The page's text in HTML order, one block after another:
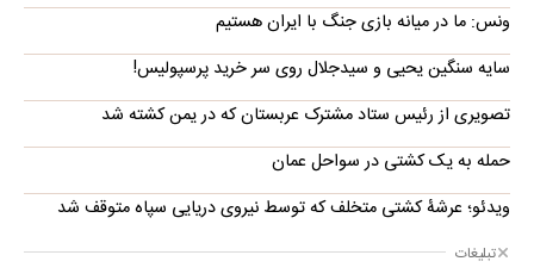
ونس: ما در میانه بازی جنگ با ایران هستیم
سایه سنگین یحیی و سیدجلال روی سر خرید پرسپولیس!
تصویری از رئیس ستاد مشترک عربستان که در یمن کشته شد
حمله به یک کشتی در سواحل عمان
ویدئو؛ عرشۀ کشتی متخلف که توسط نیروی دریایی سپاه متوقف شد
تبلیغات